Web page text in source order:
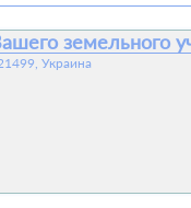
земельного
Украина